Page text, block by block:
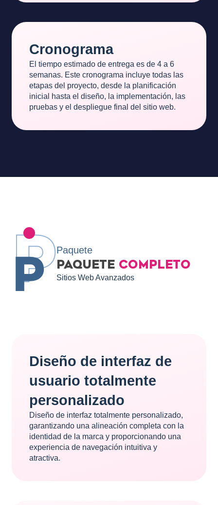
Cronograma
El tiempo estimado de entrega es de 4 a 6
semanas. Este cronograma incluye todas las
etapas del proyecto, desde la planificación
inicial hasta el diseño, la implementación, las
pruebas y el despliegue final del sitio web.
Paquete
PAQUETE COMPLETO
Sitios Web Avanzados
Diseño de interfaz de
usuario totalmente
personalizado
Diseño de interfaz totalmente personalizado,
garantizando una alineación completa con la
identidad de la marca y proporcionando una
experiencia de navegación intuitiva y
atractiva.